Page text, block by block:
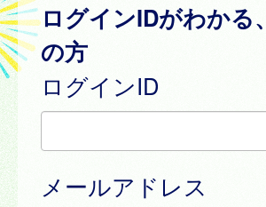
ログインIDがわかる
の方
ログインID
メールアドレス